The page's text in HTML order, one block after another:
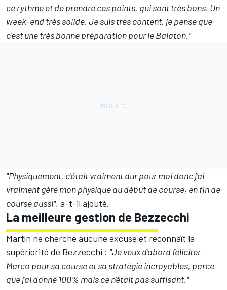
ce rythme et de prendre ces points, qui sont très bons. Un
week-end très solide. Je suis très content, je pense que
c'est une très bonne préparation pour le Balaton."
"Physiquement, c'était vraiment dur pour moi donc j'ai
vraiment géré mon physique au début de course, en fin de
course aussi", a-t-il ajouté.
La meilleure gestion de Bezzecchi
Martín ne cherche aucune excuse et reconnaît la
supériorité de Bezzecchi : "Je veux d'abord féliciter
Marco pour sa course et sa stratégie incroyables, parce
que j'ai donné 100% mais ce n'était pas suffisant."